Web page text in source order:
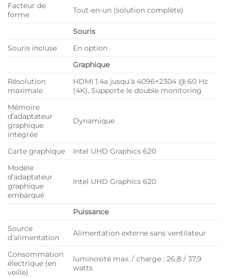
Facteur de
forme
Tout-en-un (solution complète)
Souris
Souris incluse
En option
Graphique
Résolution
maximale
HDMI 1.4a jusqu’à 4096×2304 @ 60 Hz
(4K), Supporte le double monitoring
Mémoire
d’adaptateur
graphique
intégrée
Dynamique
Carte graphique
Intel UHD Graphics 620
Modèle
d’adaptateur
graphique
embarqué
Intel UHD Graphics 620
Puissance
Source
d’alimentation
Alimentation externe sans ventilateur
Consommation
électrique (en
veille)
luminosité max. / charge : 26,8 / 37,9
watts